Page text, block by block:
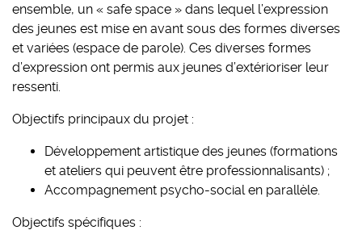
ensemble, un « safe space » dans lequel l’expression
des jeunes est mise en avant sous des formes diverses
et variées (espace de parole). Ces diverses formes
d’expression ont permis aux jeunes d’extérioriser leur
ressenti.
Objectifs principaux du projet :
Développement artistique des jeunes (formations
et ateliers qui peuvent être professionnalisants) ;
Accompagnement psycho-social en parallèle.
Objectifs spécifiques :